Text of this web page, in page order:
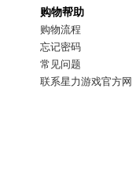
购物帮助
购物流程
忘记密码
常见问题
联系星力游戏官方网